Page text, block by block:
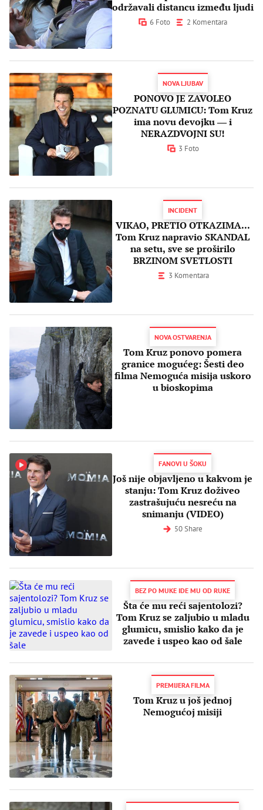
održavali distancu između ljudi
6 Foto 2 Komentara
NOVA LJUBAV
PONOVO JE ZAVOLEO
POZNATU GLUMICU: Tom Kruz
ima novu devojku ― i
NERAZDVOJNI SU!
3 Foto
INCIDENT
VIKAO, PRETIO OTKAZIMA...
Tom Kruz napravio SKANDAL
na setu, sve se proširilo
BRZINOM SVETLOSTI
3 Komentara
NOVA OSTVARENJA
Tom Kruz ponovo pomera
granice mogućeg: Šesti deo
filma Nemoguća misija uskoro
u bioskopima
FANOVI U ŠOKU
Još nije objavljeno u kakvom je
stanju: Tom Kruz doživeo
zastrašujuću nesreću na
snimanju (VIDEO)
50 Share
BEZ PO MUKE IDE MU OD RUKE
Šta će mu reći sajentolozi?
Tom Kruz se zaljubio u mladu
glumicu, smislio kako da je
zavede i uspeo kao od šale
PREMIJERA FILMA
Tom Kruz u još jednoj
Nemogućoj misiji